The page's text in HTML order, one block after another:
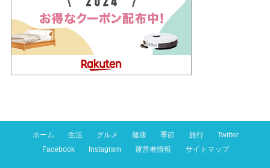
ホーム 生活 グルメ 健康 季節 旅行
Twitter
Facebook
Instagram 運営者情報 サイトマップ